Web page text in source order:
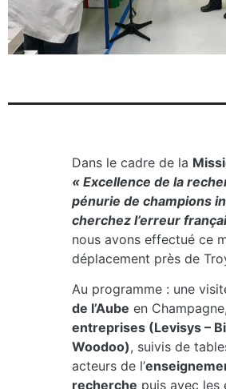
Dans le cadre de la
« Excellence de la
pénurie de champions
cherchez l’erreur
nous avons effectué ce
déplacement près de
Au programme : une
de l’Aube en
entreprises (Levisys –
Woodoo), suivis de
acteurs de l’
recherche puis avec les